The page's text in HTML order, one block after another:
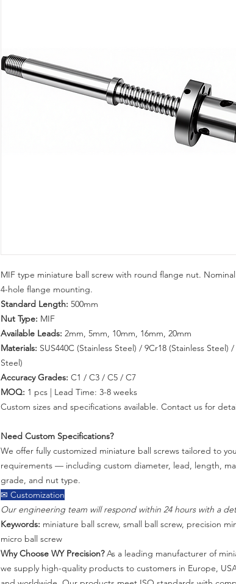
MIF type miniature ball screw with round flange nut.
4-hole flange mounting.
Standard Length: 500mm
Nut Type: MIF
Available Leads: 2mm, 5mm, 10mm, 16mm, 20mm
Materials: SUS440C (Stainless Steel) / 9Cr18 (Stainless Steel)
Steel)
Accuracy Grades: C1 / C3 / C5 / C7
MOQ: 1 pcs | Lead Time: 3-8 weeks
Custom sizes and specifications available. Contact us for
Need Custom Specifications?
We offer fully customized miniature ball screws tailored to
requirements — including custom diameter, lead, length,
grade, and nut type.
✉ Customization
Our engineering team will respond within 24 hours with a
Keywords: miniature ball screw, small ball screw, precision
micro ball screw
Why Choose WY Precision?As a leading manufacturer of
we supply high-quality products to customers in Europe,